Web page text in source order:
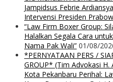
Jampidsus Febrie
Intervensi Presiden
“Law Firm Boxer Group:
Halalkan Segala Cara
Nama Pak Wali” 01/08/
*PERNYATAAN PERS /
GROUP* (Tim Advokasi
Kota Pekanbaru Perihal: